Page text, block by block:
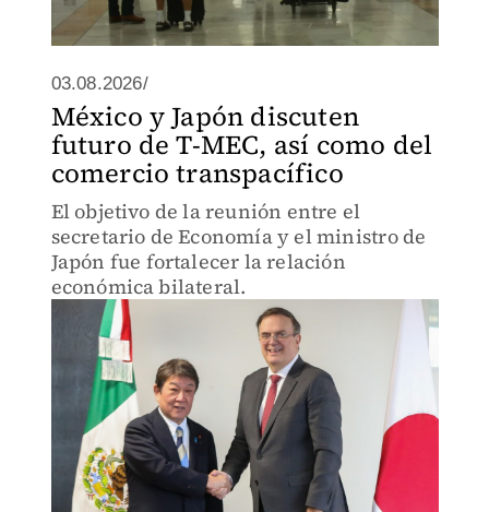
03.08.2026/
México y Japón discuten
futuro de T-MEC, así como del
comercio transpacífico
El objetivo de la reunión entre el
secretario de Economía y el ministro de
Japón fue fortalecer la relación
económica bilateral.